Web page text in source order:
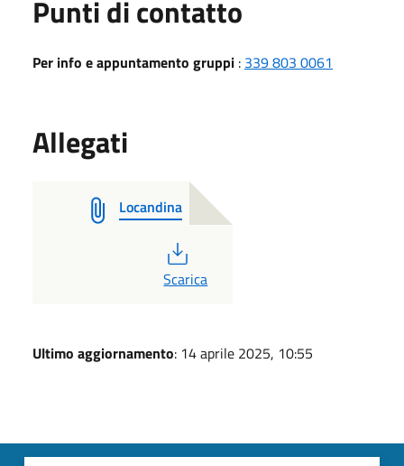
Punti di contatto
Per info e appuntamento gruppi : 339 803 0061
Allegati
Locandina
PDF
Scarica
Ultimo aggiornamento: 14 aprile 2025, 10:55